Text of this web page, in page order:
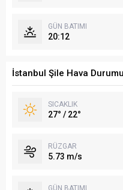
GÜN BATIMI
20:12
İstanbul Şile Hava
SICAKLIK
27° / 22°
RÜZGAR
5.73 m/s
GÜN BATIMI